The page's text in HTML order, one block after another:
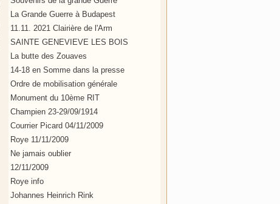
La Grande Guerre à Budapest
11.11. 2021 Clairière de l'Arm
SAINTE GENEVIEVE LES BOIS
La butte des Zouaves
14-18 en Somme dans la presse
Ordre de mobilisation générale
Monument du 10ème RIT
Champien 23-29/09/1914
Courrier Picard 04/11/2009
Roye 11/11/2009
Ne jamais oublier
12/11/2009
Roye info
Johannes Heinrich Rink